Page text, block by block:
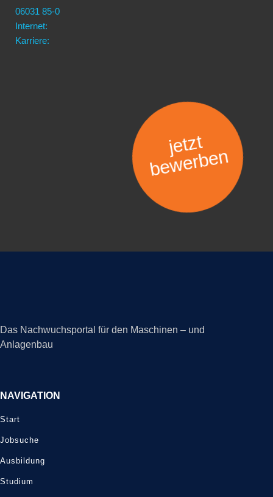
06031 85-0
Internet:
Karriere:
jetzt
bewerben
Das Nachwuchsportal für den Maschinen – und
Anlagenbau
NAVIGATION
Start
Jobsuche
Ausbildung
Studium